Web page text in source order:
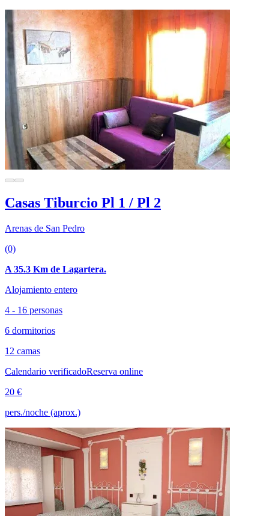
Casas Tiburcio Pl 1 / Pl 2
Arenas de San Pedro
(0)
A 35.3 Km de Lagartera.
Alojamiento entero
4 - 16 personas
6 dormitorios
12 camas
Calendario verificadoReserva online
20 €
pers./noche (aprox.)